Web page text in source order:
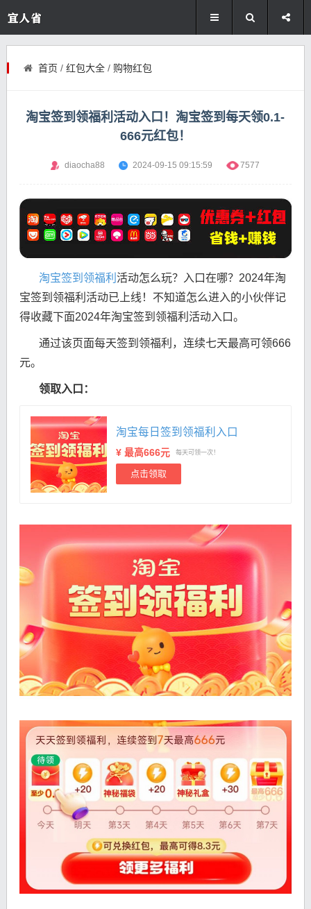
首页 / 红包大全/ 购物红包
淘宝签到领福利活动入口！淘宝签到每天领0.1-
666元红包！
diaocha88 2024-09-15 09:15:59 7577
淘宝签到领福利 活动怎么玩？入口在哪？2024年淘
宝签到领福利活动已上线！不知道怎么进入的小伙伴记
得收藏下面2024年淘宝签到领福利活动入口。
通过该页面每天签到领福利，连续七天最高可领666
元。
领取入口：
淘宝每日签到领福利入口
¥ 最高666元 每天可领一次！
点击领取